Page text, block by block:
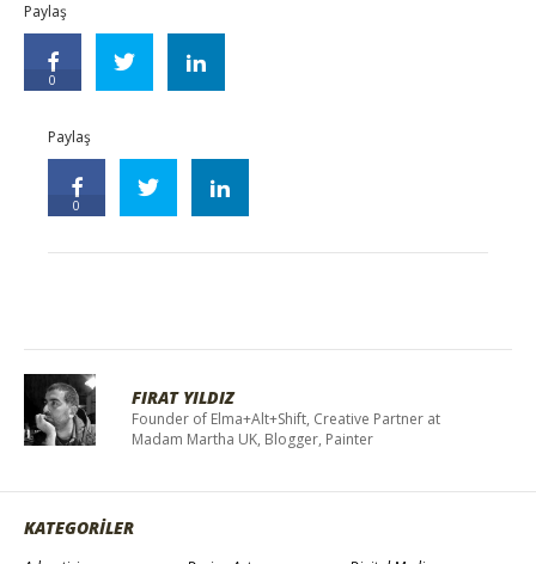
Paylaş
0
Paylaş
0
FIRAT YILDIZ
Founder of Elma+Alt+Shift, Creative Partner at
Madam Martha UK, Blogger, Painter
KATEGORİLER